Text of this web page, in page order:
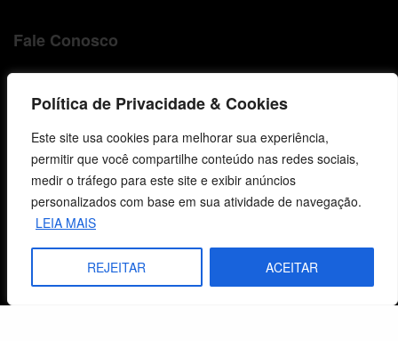
Política de Privacidade & Cookies
Este site usa cookies para melhorar sua experiência,
permitir que você compartilhe conteúdo nas redes sociais,
medir o tráfego para este site e exibir anúncios
personalizados com base em sua atividade de navegação.
LEIA MAIS
REJEITAR ACEITAR
Fale Conosco
vendas@cebi.org.br
WhatsApp / Vendas
+55 (51) 99734-4518
WhatsApp / Comunicação